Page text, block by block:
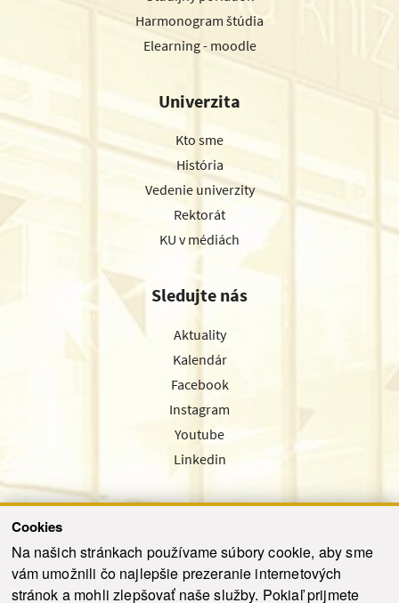
Cookies
Na našich stránkach používame súbory cookie, aby sme
vám umožnili čo najlepšie prezeranie internetových
stránok a mohli zlepšovať naše služby. Pokiaľ prijmete
Harmonogram štúdia
Elearning - moodle
Univerzita
Kto sme
História
Vedenie univerzity
Rektorát
KU v médiách
Sledujte nás
Aktuality
Kalendár
Facebook
Instagram
Youtube
Linkedin